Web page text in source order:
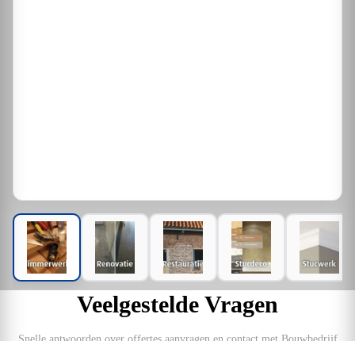
Veelgestelde Vragen